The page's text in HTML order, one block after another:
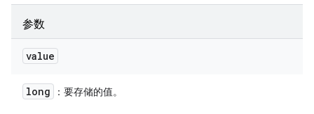
参数
value
long ：要存储的值。